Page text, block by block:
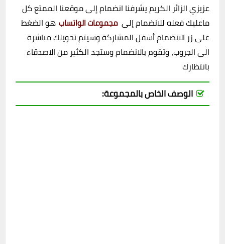
عزيزي الزائر الكريم يشرفنا انضمام إلى موقعنا الممتع كل
ماعليك فعله للانضمام إلى مجموعات الواتساب هو الضغط
على زر الانضمام أسفل المشاركة وسيتم تحويلك مباشرة
الى الجروب، وتقوم بالانضمام وستجد الكثير من الاصدقاء
بانتظارك
الوصف الخاص بالمجموعة: